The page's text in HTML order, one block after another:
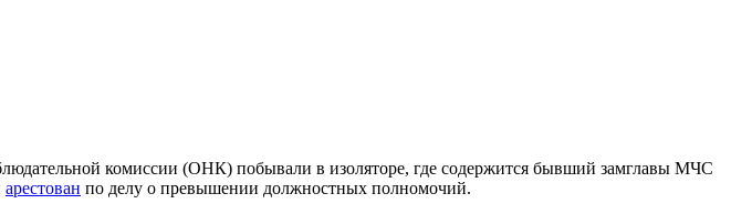
комиссии (ОНК) побывали в изоляторе, где содержится бывший замглавы МЧС
арестован по делу о превышении должностных полномочий.